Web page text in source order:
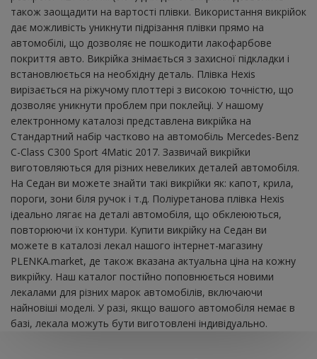
також заощадити на вартості плівки. Використання викрійок
дає можливість уникнути підрізання плівки прямо на
автомобілі, що дозволяє не пошкодити лакофарбове
покриття авто. Викрійка знімається з захисної підкладки і
встановлюється на необхідну деталь. Плівка Hexis
вирізається на ріжучому плоттері з високою точністю, що
дозволяє уникнути проблем при поклейці. У нашому
електронному каталозі представлена ​​викрійка на
Стандартний набір частково на автомобіль Mercedes-Benz
C-Class C300 Sport 4Matic 2017. Зазвичай викрійки
виготовляються для різних невеликих деталей автомобіля.
На Седан ви можете знайти такі викрійки як: капот, крила,
пороги, зони біля ручок і т.д. Поліуретанова плівка Hexis
ідеально лягає на деталі автомобіля, що обклеюються,
повторюючи їх контури. Купити викрійку на Седан ви
можете в каталозі лекал нашого інтернет-магазину
PLENKA.market, де також вказана актуальна ціна на кожну
викрійку. Наш каталог постійно поповнюється новими
лекалами для різних марок автомобілів, включаючи
найновіші моделі. У разі, якщо вашого автомобіля немає в
базі, лекала можуть бути виготовлені індивідуально.